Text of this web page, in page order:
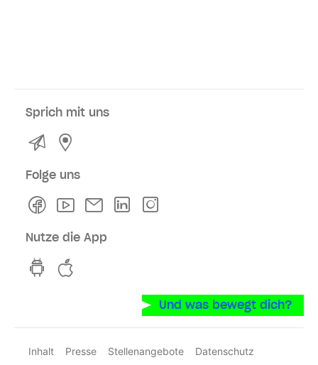
Sprich mit uns
Kontakt
Folge uns
FacebookYoutubeNewsletterLinkedln
Nutze die App
hvv switch App auf GooglePlay
Und was bewegt dich?
Inhalt Presse Stellenangebote
Datenschutz